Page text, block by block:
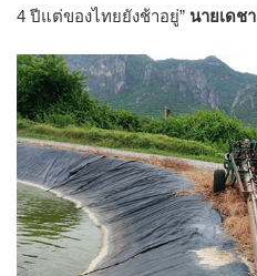
4 ปีแต่ของไทยยังช้าอยู่” นายเดชา